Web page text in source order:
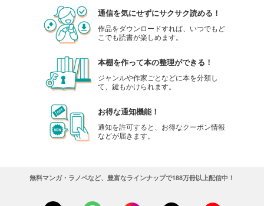
通信を気にせずにサクサク読める！
作品をダウンロードすれば、いつでもど
こでも読書が楽しめます。
本棚を作って本の整理ができる！
ジャンルや作家ごとなどに本を分類し
て、鍵もかけられます。
お得な通知機能！
通知を許可すると、お得なクーポン情報
などが届きます。
無料マンガ・ラノベなど、豊富なラインナップで188万冊以上配信中！